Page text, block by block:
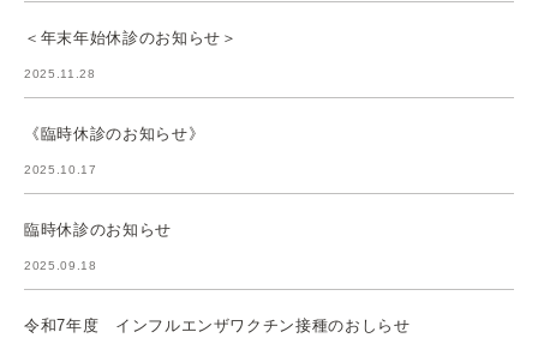
＜年末年始休診のお知らせ＞
2025.11.28
《臨時休診のお知らせ》
2025.10.17
臨時休診のお知らせ
2025.09.18
令和7年度 インフルエンザワクチン接種のおしらせ